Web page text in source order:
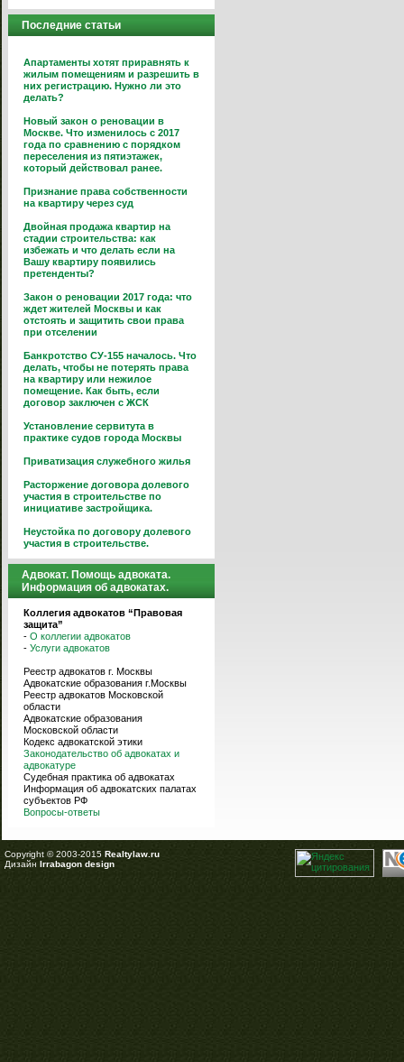
Последние статьи
Апартаменты хотят приравнять к
жилым помещениям и разрешить в
них регистрацию. Нужно ли это
делать?
Новый закон о реновации в
Москве. Что изменилось с 2017
года по сравнению с порядком
переселения из пятиэтажек,
который действовал ранее.
Признание права собственности
на квартиру через суд
Двойная продажа квартир на
стадии строительства: как
избежать и что делать если на
Вашу квартиру появились
претенденты?
Закон о реновации 2017 года: что
ждет жителей Москвы и как
отстоять и защитить свои права
при отселении
Банкротство СУ-155 началось. Что
делать, чтобы не потерять права
на квартиру или нежилое
помещение. Как быть, если
договор заключен с ЖСК
Установление сервитута в
практике судов города Москвы
Приватизация служебного жилья
Расторжение договора долевого
участия в строительстве по
инициативе застройщика.
Неустойка по договору долевого
участия в строительстве.
Адвокат. Помощь адвоката.
Информация об адвокатах.
Коллегия адвокатов “Правовая
защита”
- О коллегии адвокатов
- Услуги адвокатов
Реестр адвокатов г. Москвы
Адвокатские образования г.Москвы
Реестр адвокатов Московской
области
Адвокатские образования
Московской области
Кодекс адвокатской этики
Законодательство об адвокатах и
адвокатуре
Судебная практика об адвокатах
Информация об адвокатских палатах
субъектов РФ
Вопросы-ответы
Copyright © 2003-2015 Realtylaw.ru
Дизайн Irrabagon design